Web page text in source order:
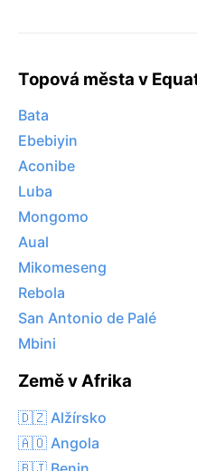
Topová města v
Bata
Ebebiyin
Aconibe
Luba
Mongomo
Aual
Mikomeseng
Rebola
San Antonio de Palé
Mbini
Země v Afrika
🇩🇿 Alžírsko
🇦🇴 Angola